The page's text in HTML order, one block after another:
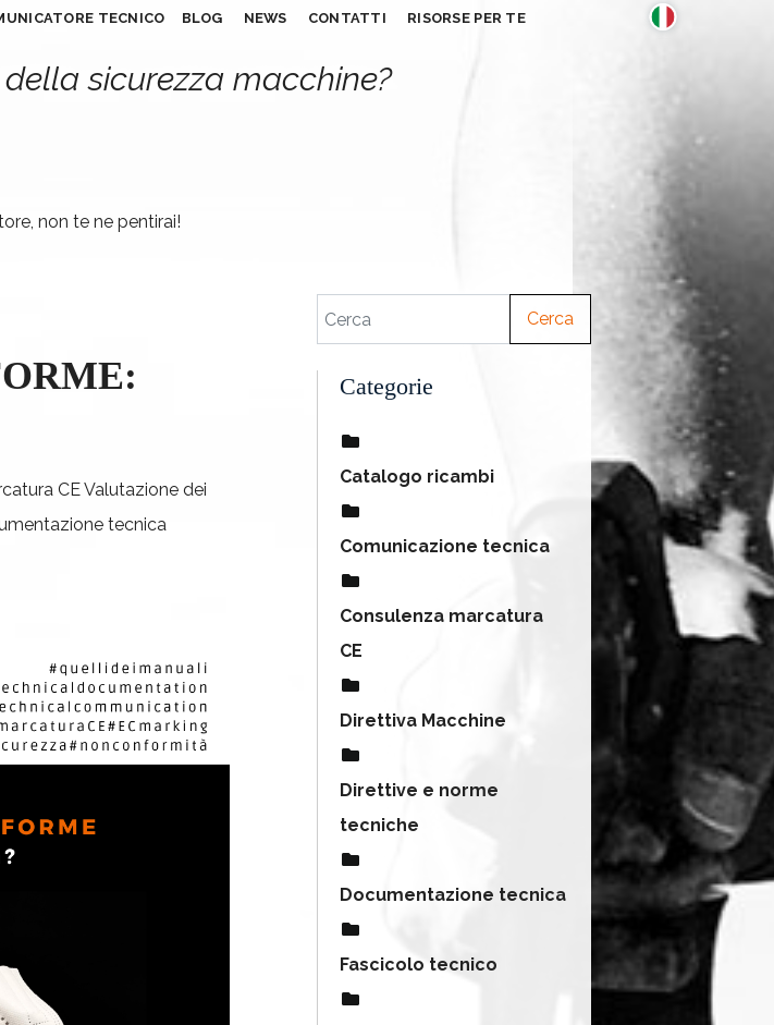
TECNICO BLOG NEWS CONTATTI RISORSE PER TE
sicurezza macchine?
non te ne pentirai!
CEValutazione dei
tecnica
Cerca
Categorie
Catalogo ricambi
Comunicazione tecnica
Consulenza marcatura
CE
Direttiva Macchine
Direttive e norme
tecniche
Documentazione tecnica
Fascicolo tecnico